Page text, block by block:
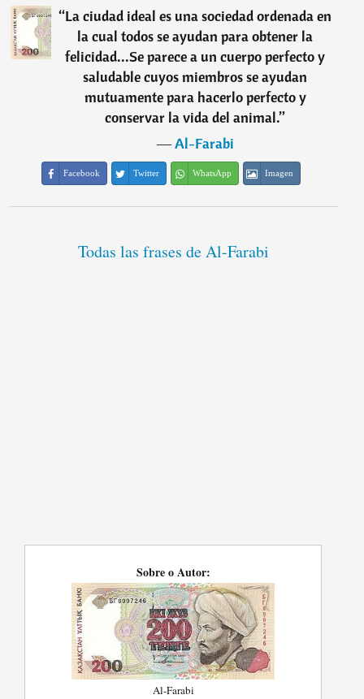
“La ciudad ideal es una sociedad ordenada en
la cual todos se ayudan para obtener la
felicidad...Se parece a un cuerpo perfecto y
saludable cuyos miembros se ayudan
mutuamente para hacerlo perfecto y
conservar la vida del animal.”
―Al-Farabi
Facebook Twitter WhatsApp Imagen
Todas las frases de Al-Farabi
Sobre o Autor:
Al-Farabi